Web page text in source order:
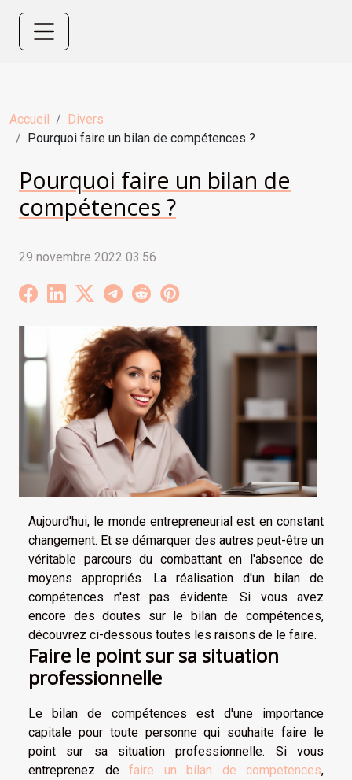
Accueil
Divers
Pourquoi faire un bilan de compétences ?
Pourquoi faire un bilan de
compétences ?
29 novembre 2022 03:56
Aujourd'hui, le monde entrepreneurial est en constant
changement. Et se démarquer des autres peut-être un
véritable parcours du combattant en l'absence de
moyens appropriés. La réalisation d'un bilan de
compétences n'est pas évidente. Si vous avez
encore des doutes sur le bilan de compétences,
découvrez ci-dessous toutes les raisons de le faire.
Faire le point sur sa situation
professionnelle
Le bilan de compétences est d'une importance
capitale pour toute personne qui souhaite faire le
point sur sa situation professionnelle. Si vous
entreprenez de faire un bilan de competences,